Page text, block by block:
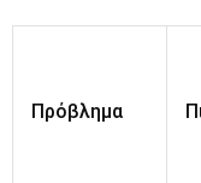
Πρόβλημα